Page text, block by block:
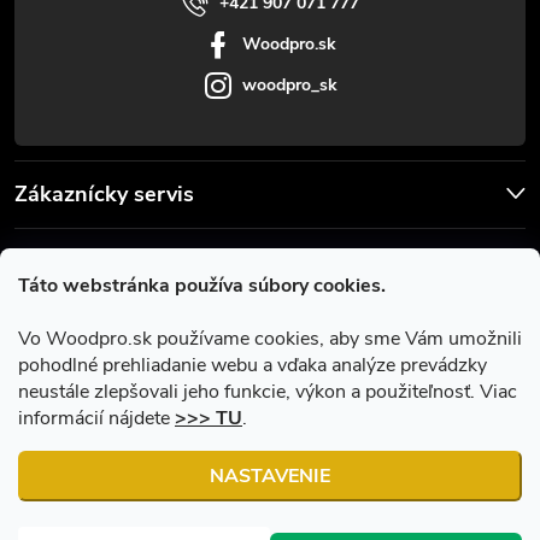
Táto webstránka používa súbory cookies.
Vo Woodpro.sk používame cookies, aby sme Vám umožnili
pohodlné prehliadanie webu a vďaka analýze prevádzky
neustále zlepšovali jeho funkcie, výkon a použiteľnosť. Viac
informácií nájdete>>> TU.
NASTAVENIE
Zákaznícky servis
Woodpro.sk
woodpro_sk
Facebook
Copyright 2026Woodpro.sk. Všetky práva vyhradené.Upraviť
nastavenie cookies